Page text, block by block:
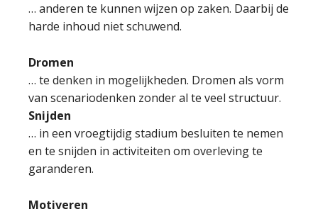
… anderen te kunnen wijzen op zaken. Daarbij de
harde inhoud niet schuwend.
Dromen
… te denken in mogelijkheden. Dromen als vorm
van scenariodenken zonder al te veel structuur.
Snijden
… in een vroegtijdig stadium besluiten te nemen
en te snijden in activiteiten om overleving te
garanderen.
Motiveren